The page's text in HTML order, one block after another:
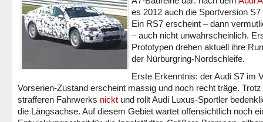
es 2012 auch die Sportversion S7
Ein RS7 erscheint – dann
– auch nicht unwahrscheinlich.
Prototypen drehen aktuell ihre
der Nürburgring-Nordschleife.
Erste Erkenntnis: der Audi S7 im
Vorserien-Zustand erscheint massig und noch recht träge. Trotz
strafferen Fahrwerks nickt und rollt Audi Luxus-Sportler
die Längsachse. Auf diesem Gebiet wartet offensichtlich noch